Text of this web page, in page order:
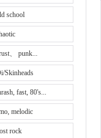
school
、 punk...
Skinheads
fast, 80's...
melodic
rock